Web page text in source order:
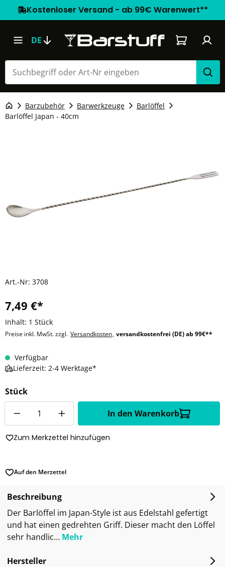
Kostenloser Versand - ab 99€ Warenwert**
DE Warenkorb
Barzubehör Barwerkzeuge
Barlöffel
Barlöffel Japan - 40cm
Art.-Nr: 3708
7,49 €*
Inhalt: 1 Stück
Preise inkl. MwSt. zzgl. Versandkosten, versandkostenfrei (DE) ab 99€**
Verfügbar
Lieferzeit: 2-4 Werktage*
Stück
In den Warenkorb
Zum Merkzettel hinzufügen
Auf den Merzettel
Beschreibung
Der Barlöffel im Japan-Style ist aus Edelstahl gefertigt
und hat einen gedrehten Griff. Dieser macht den Löffel
sehr handlic… Mehr
Hersteller